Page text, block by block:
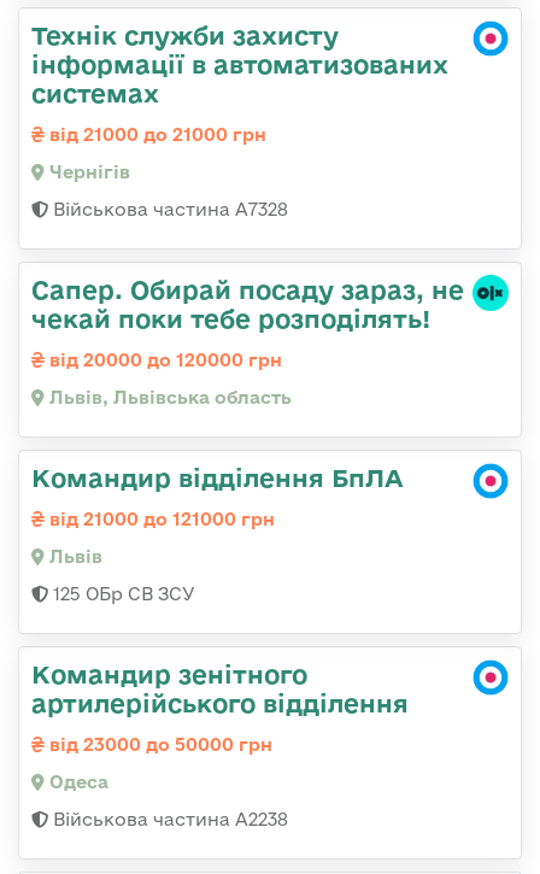
Технік служби захисту
інформації в автоматизованих
системах
від 21000 до 21000 грн
Чернігів
Військова частина А7328
Сапер. Обирай посаду зараз, не
чекай поки тебе розподілять!
від 20000 до 120000 грн
Львів, Львівська область
Командир відділення БпЛА
від 21000 до 121000 грн
Львів
125 ОБр СВ ЗСУ
Командир зенітного
артилерійського відділення
від 23000 до 50000 грн
Одеса
Військова частина А2238